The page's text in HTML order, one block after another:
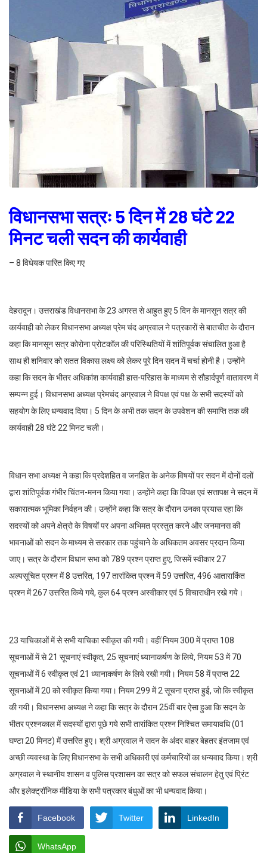
विधानसभा सत्रः 5 दिन में 28 घंटे 22
मिनट चली सदन की कार्यवाही
– 8 विधेयक पारित किए गए
देहरादून। उत्तराखंड विधानसभा के 23 अगस्त से आहुत हुए 5 दिन के मानसून सत्र की
कार्यवाही को लेकर विधानसभा अध्यक्ष प्रेम चंद अग्रवाल ने पत्रकारों से बातचीत के दौरान
कहा कि मानसून सत्र कोरोना प्रोटकॉल की परिस्थितियों में शांतिपूर्वक संचालित हुआ है
साथ ही शनिवार को सतत विकास लक्ष्य को लेकर पूरे दिन सदन में चर्चा होनी है। उन्होंने
कहा कि सदन के भीतर अधिकांश कार्यवाही हास-परिहास के माध्यम से सौहार्दपूर्ण वातावरण में
सम्पन्न हुई। विधानसभा अध्यक्ष प्रेमचंद अग्रवाल ने विपक्ष एवं पक्ष के सभी सदस्यों को
सहयोग के लिए धन्यवाद दिया। 5 दिन के अभी तक सदन के उपवेशन की समाप्ति तक की
कार्यवाही 28 घंटे 22 मिनट चली।
विधान सभा अध्यक्ष ने कहा कि प्रदेशहित व जनहित के अनेक विषयों पर सदन में दोनों दलों
द्वारा शांतिपूर्वक गंभीर चिंतन-मनन किया गया। उन्होंने कहा कि विपक्ष एवं सत्तापक्ष ने सदन में
सकारात्मक भूमिका निर्वहन की। उन्होंने कहा कि सत्र के दौरान उनका प्रयास रहा कि
सदस्यों को अपने क्षेत्रो के विषयों पर अपना अभिमत प्रस्तुत करने और जनमानस की
भावनाओं को सदन के माध्यम से सरकार तक पहुंचाने के अधिकतम अवसर प्रदान किया
जाए। सत्र के दौरान विधान सभा को 789 प्रश्न प्राप्त हुए, जिसमें स्वीकार 27
अल्पसूचित प्रश्न में 8 उत्तरित, 197 तारांकित प्रश्न में 59 उत्तरित, 496 आताराकिंत
प्रश्न में 267 उत्तरित किये गये, कुल 64 प्रश्न अस्वीकार एवं 5 विचाराधीन रखे गये।
23 याचिकाओं में से सभी याचिका स्वीकृत की गयी। वहीं नियम 300 में प्राप्त 108
सूचनाओं में से 21 सूचनाएं स्वीकृत, 25 सूचनाएं ध्यानाकर्षण के लिये, नियम 53 में 70
सूचनाओं में 6 स्वीकृत एवं 21 ध्यानाकर्षण के लिये रखी गयी। नियम 58 में प्राप्त 22
सूचनाओं में 20 को स्वीकृत किया गया। नियम 299 में 2 सूचना प्राप्त हुई, जो कि स्वीकृत
की गयी। विधानसभा अध्यक्ष ने कहा कि सत्र के दौरान 25वीं बार ऐसा हुआ कि सदन के
भीतर प्रश्नकाल में सदस्यों द्वारा पूछे गये सभी तारांकित प्रश्न निश्चित समायावधि (01
घण्टा 20 मिनट) में उत्तरित हुए। श्री अग्रवाल ने सदन के अंदर बाहर बेहतर इंतजाम एवं
अच्छी व्यवस्था के लिए विधानसभा के सभी अधिकारी एवं कर्मचारियों का धन्यवाद किया। श्री
अग्रवाल ने स्थानीय शासन व पुलिस प्रशासन का सत्र को सफल संचालन हेतु एवं प्रिंट
और इलेक्ट्रॉनिक मीडिया के सभी पत्रकार बंधुओं का भी धन्यवाद किया।
Facebook Twitter LinkedIn
WhatsApp